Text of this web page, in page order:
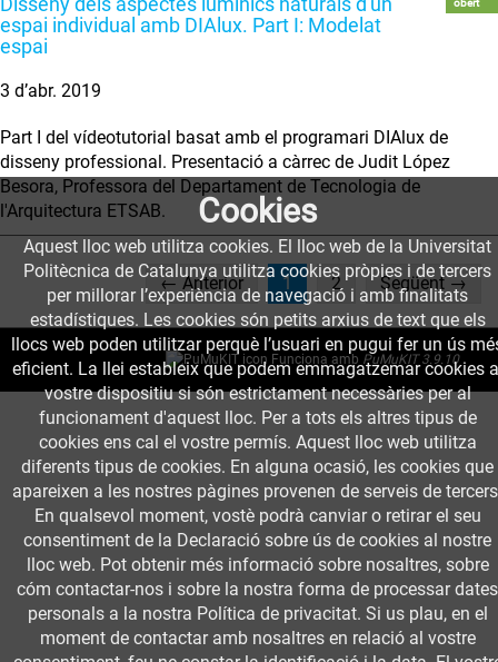
espai individual amb DIAlux. Part I: Modelat
espai
3 d’abr. 2019
Part I del vídeotutorial basat amb el programari DIAlux de
disseny professional. Presentació a càrrec de Judit López
Besora, Professora del Departament de Tecnologia de
l'Arquitectura ETSAB.
← Anterior 1(current)
2 Següent →
Cookies
Aquest lloc web utilitza cookies. El lloc web de la Universitat
Politècnica de Catalunya utilitza cookies pròpies i de tercers
per millorar l’experiència de navegació i amb finalitats
estadístiques. Les cookies són petits arxius de text que els
llocs web poden utilitzar perquè l’usuari en pugui fer un ús
eficient. La llei estableix que podem emmagatzemar cookies
vostre dispositiu si són estrictament necessàries per al
funcionament d'aquest lloc. Per a tots els altres tipus de
cookies ens cal el vostre permís. Aquest lloc web utilitza
diferents tipus de cookies. En alguna ocasió, les cookies que
apareixen a les nostres pàgines provenen de serveis de
En qualsevol moment, vostè podrà canviar o retirar el seu
consentiment de la Declaració sobre ús de cookies al nostre
lloc web. Pot obtenir més informació sobre nosaltres, sobre
cóm contactar-nos i sobre la nostra forma de processar dates
personals a la nostra Política de privacitat. Si us plau, en el
moment de contactar amb nosaltres en relació al vostre
Funciona amb PuMuKIT 3.9.10